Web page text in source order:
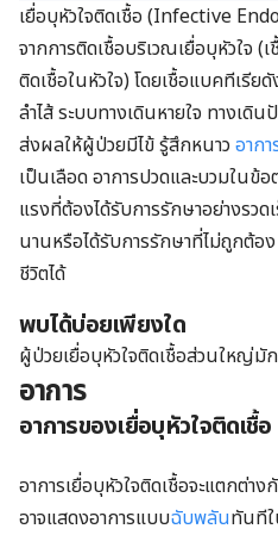
เยื่อบุหัวใจติดเชื้อ (Infective
จากการติดเชื้อบริเวณเยื่อบุหัวใจ (
ติดเชื้อในหัวใจ) โดยเชื้อแบคทีเรี
ลำไส้ ระบบทางเดินหายใจ ทางเดิน
ส่งผลให้ผู้ป่วยมีไข้ รู้สึกหนาว อากา
เป็นเลือด อาการปวดและบวมในข้
แรงที่ต้องได้รับการรักษาอย่างรวด
นานหรือได้รับการรักษาที่ไม่ถูกต้อ
ชีวิตได้
พบได้บ่อยเพียงใด
ผู้ป่วยเยื่อบุหัวใจติดเชื้อส่วนใหญ่มั
อาการ
อาการของเยื่อบุหัวใจติดเชื้อ
อาการเยื่อบุหัวใจติดเชื้อจะแตกต่าง
อาจแสดงอาการแบบฉับพลันทันที